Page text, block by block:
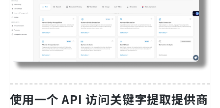
使用一个 API 访问关键字提取提供商